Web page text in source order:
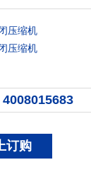
压缩机
压缩机
4008015683
4008015683
订购